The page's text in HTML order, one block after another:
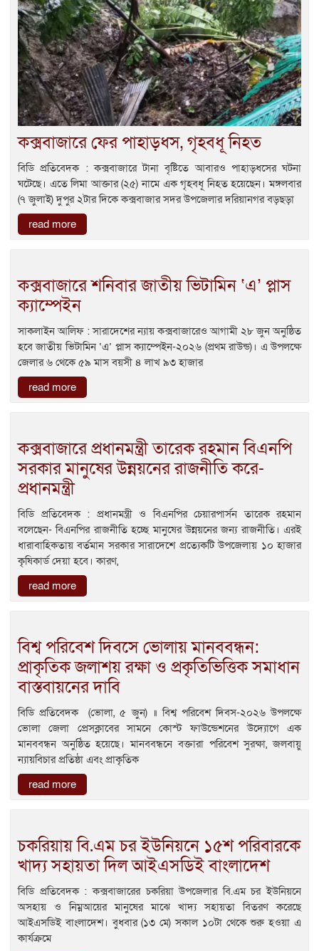
কক্সবাজারে ফের পাহাড়ধস, গৃহবধূ নিহত
বিডি প্রতিবেদক : কক্সবাজারে টানা বৃষ্টিতে আবারও পাহাড়ধসের ঘটনা
ঘটেছে। এতে লিমা আক্তার (২৫) নামে এক গৃহবধূ নিহত হয়েছেন। মঙ্গলবার
(৭ জুলাই) দুপুর ২টার দিকে কক্সবাজার সদর উপজেলার দরিয়ানগর বড়ছড়া
read more
কক্সবাজারে শনিবার জাতীয় ভিটামিন ‘এ’ প্লাস
ক্যাম্পেইন
সাকলাইন আলিফ : সারাদেশের ন্যায় কক্সবাজারেও আগামী ২৮ জুন অনুষ্ঠিত
হবে জাতীয় ভিটামিন ‘এ’ প্লাস ক্যাম্পেইন-২০২৬ (প্রথম রাউন্ড)। এ উপলক্ষে
জেলার ৬ থেকে ৫৯ মাস বয়সী ৪ লাখ ৯৩ হাজার
read more
কক্সবাজারে প্রধানমন্ত্রী তারেক রহমান বিএনপি
সরকার মানুষের উন্নয়নের রাজনীতি করে-
প্রধানমন্ত্রী
বিডি প্রতিবেদক : প্রধানমন্ত্রী ও বিএনপির চেয়ারপার্সন তারেক রহমান
বলেছেন- বিএনপির রাজনীতি হচ্ছে মানুষের উন্নয়নের জন্য রাজনীতি। এরই
ধারাবাহিকতায় বর্তমান সরকার সারাদেশে প্রত্যেকটি উপজেলায় ১০ হাজার
কৃষিকার্ড দেয়া হবে। কারণ,
read more
বিশ্ব পরিবেশ দিবসে ভোলায় মানববন্ধন:
প্রাকৃতিক জলাশয় রক্ষা ও প্রকৃতিভিত্তিক সমাধান
বাস্তবায়নের দাবি
বিডি প্রতিবেদক (ভোলা, ৫ জুন) ॥ বিশ্ব পরিবেশ দিবস-২০২৬ উপলক্ষে
ভোলা জেলা প্রেসক্লাবের সামনে কোস্ট ফাউন্ডেশনের উদ্যোগে এক
মানববন্ধন অনুষ্ঠিত হয়েছে। মানববন্ধনে বক্তারা পরিবেশ সুরক্ষা, জলবায়ু
ন্যায়বিচার প্রতিষ্ঠা এবং প্রাকৃতিক
read more
চকরিয়ায় বি.এম চর ইউনিয়নে ১৫শ পরিবারকে
খাদ্য সহায়তা দিল আইএসডিই বাংলাদেশ
বিডি প্রতিবেদক : কক্সবাজারের চকরিয়া উপজেলার বি.এম চর ইউনিয়নে
অসহায় ও নিম্নআয়ের মানুষের মাঝে খাদ্য সহায়তা বিতরণ করেছে
আইএসডিই বাংলাদেশ। বুধবার (১৩ মে) সকাল ১০টা থেকে শুরু হওয়া এ
কার্যক্রমে